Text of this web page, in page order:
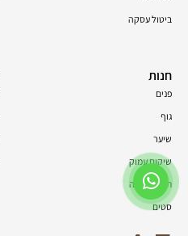
ביטול עסקה
חנות
פנים
גוף
שיער
שיקום עמוק
תוספי תזונה
סטים